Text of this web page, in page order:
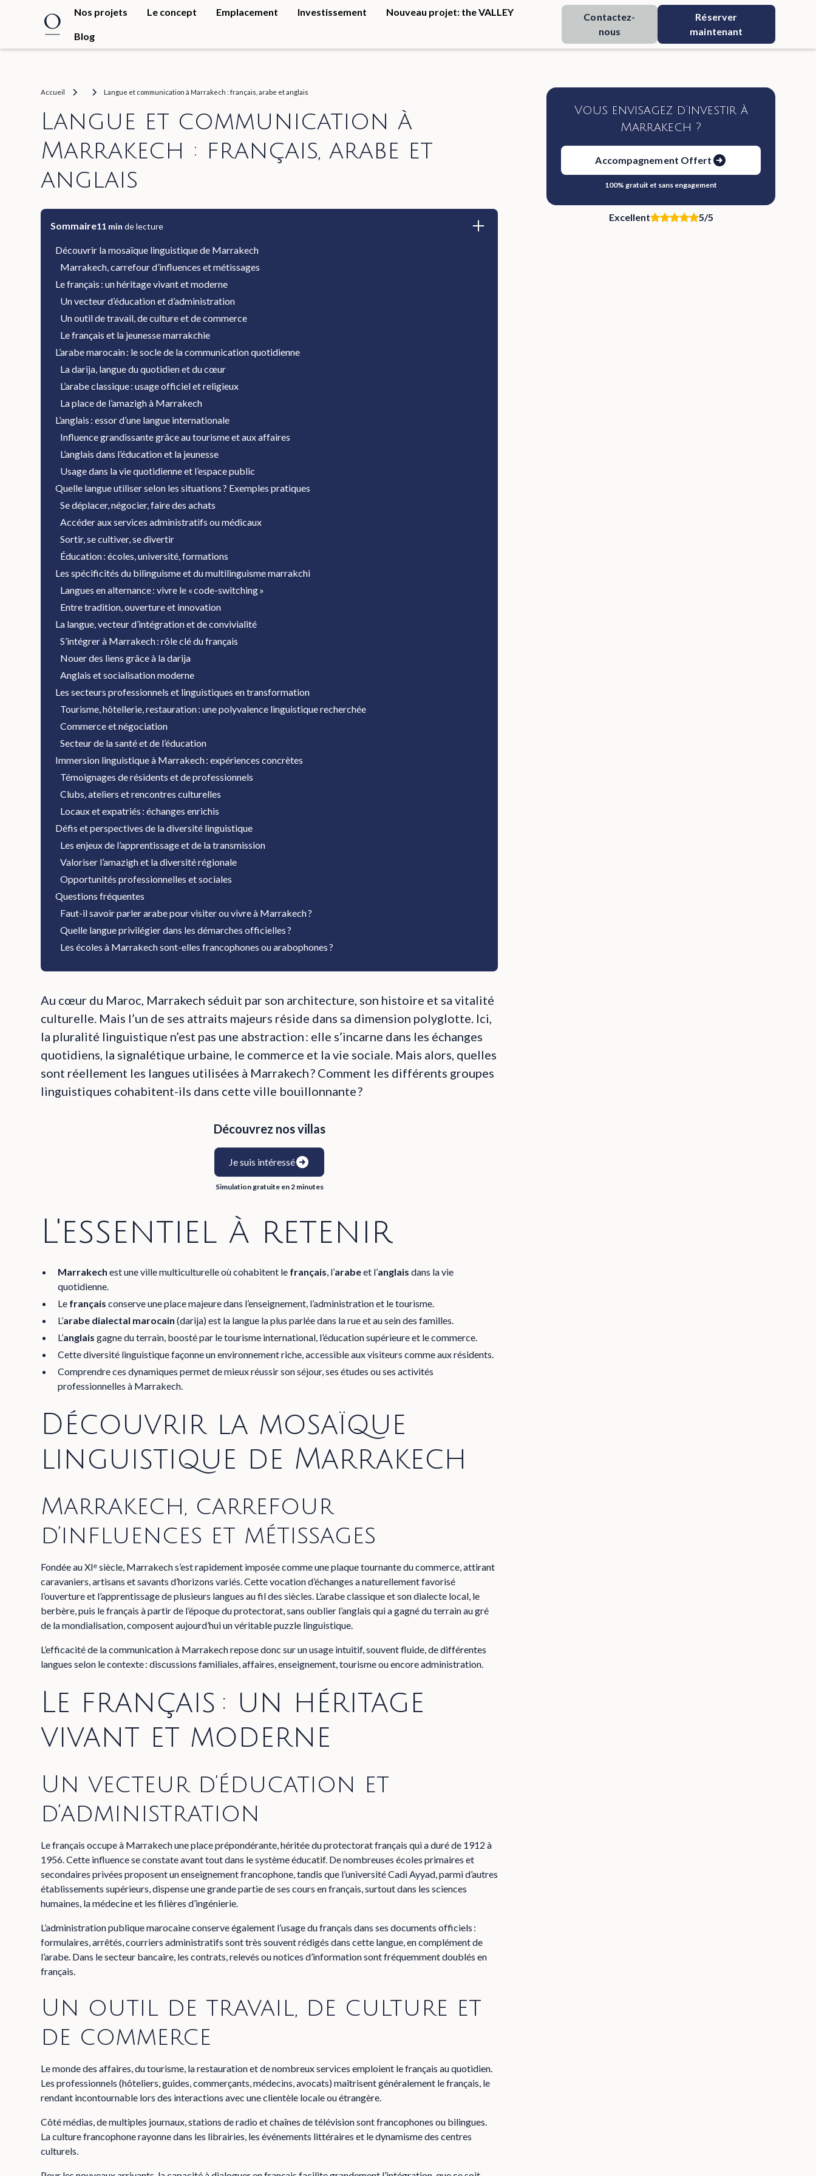
Nos projets Le concept Emplacement Investissement Nouveau projet: the VALLEY
Blog
Contactez-
nous
Réserver
maintenant
Accueil Langue et communication à Marrakech : français, arabe et anglais
Langue et communication à
Marrakech : français, arabe et
anglais
Sommaire11 min de lecture
Découvrir la mosaïque linguistique de Marrakech
Marrakech, carrefour d’influences et métissages
Le français : un héritage vivant et moderne
Un vecteur d’éducation et d’administration
Un outil de travail, de culture et de commerce
Le français et la jeunesse marrakchie
L’arabe marocain : le socle de la communication quotidienne
La darija, langue du quotidien et du cœur
L’arabe classique : usage officiel et religieux
La place de l’amazigh à Marrakech
L’anglais : essor d’une langue internationale
Influence grandissante grâce au tourisme et aux affaires
L’anglais dans l’éducation et la jeunesse
Usage dans la vie quotidienne et l’espace public
Quelle langue utiliser selon les situations ? Exemples pratiques
Se déplacer, négocier, faire des achats
Accéder aux services administratifs ou médicaux
Sortir, se cultiver, se divertir
Éducation : écoles, université, formations
Les spécificités du bilinguisme et du multilinguisme marrakchi
Langues en alternance : vivre le « code-switching »
Entre tradition, ouverture et innovation
La langue, vecteur d’intégration et de convivialité
S’intégrer à Marrakech : rôle clé du français
Nouer des liens grâce à la darija
Anglais et socialisation moderne
Les secteurs professionnels et linguistiques en transformation
Tourisme, hôtellerie, restauration : une polyvalence linguistique recherchée
Commerce et négociation
Secteur de la santé et de l’éducation
Immersion linguistique à Marrakech : expériences concrètes
Témoignages de résidents et de professionnels
Clubs, ateliers et rencontres culturelles
Locaux et expatriés : échanges enrichis
Défis et perspectives de la diversité linguistique
Les enjeux de l’apprentissage et de la transmission
Valoriser l’amazigh et la diversité régionale
Opportunités professionnelles et sociales
Questions fréquentes
Faut-il savoir parler arabe pour visiter ou vivre à Marrakech ?
Quelle langue privilégier dans les démarches officielles ?
Les écoles à Marrakech sont-elles francophones ou arabophones ?
Au cœur du Maroc, Marrakech séduit par son architecture, son histoire et sa vitalité
culturelle. Mais l’un de ses attraits majeurs réside dans sa dimension polyglotte. Ici,
la pluralité linguistique n’est pas une abstraction : elle s’incarne dans les échanges
quotidiens, la signalétique urbaine, le commerce et la vie sociale. Mais alors, quelles
sont réellement les langues utilisées à Marrakech ? Comment les différents groupes
linguistiques cohabitent-ils dans cette ville bouillonnante ?
Découvrez nos villas
Je suis intéressé
Simulation gratuite en 2 minutes
L'essentiel à retenir
Marrakech est une ville multiculturelle où cohabitent le français, l’arabeet l’anglais dans la vie
quotidienne.
Le français conserve une place majeure dans l’enseignement, l’administration et le tourisme.
L’arabe dialectal marocain (darija) est la langue la plus parlée dans la rue et au sein des familles.
L’anglais gagne du terrain, boosté par le tourisme international, l’éducation supérieure et le commerce.
Cette diversité linguistique façonne un environnement riche, accessible aux visiteurs comme aux résidents.
Comprendre ces dynamiques permet de mieux réussir son séjour, ses études ou ses activités
professionnelles à Marrakech.
Découvrir la mosaïque
linguistique de Marrakech
Marrakech, carrefour
d’influences et métissages
Fondée au XIᵉ siècle, Marrakech s’est rapidement imposée comme une plaque tournante du commerce, attirant
caravaniers, artisans et savants d’horizons variés. Cette vocation d’échanges a naturellement favorisé
l’ouverture et l’apprentissage de plusieurs langues au fil des siècles. L’arabe classique et son dialecte local, le
berbère, puis le français à partir de l’époque du protectorat, sans oublier l’anglais qui a gagné du terrain au gré
de la mondialisation, composent aujourd’hui un véritable puzzle linguistique.
L’efficacité de la communication à Marrakech repose donc sur un usage intuitif, souvent fluide, de différentes
langues selon le contexte : discussions familiales, affaires, enseignement, tourisme ou encore administration.
Le français : un héritage
vivant et moderne
Un vecteur d’éducation et
d’administration
Le français occupe à Marrakech une place prépondérante, héritée du protectorat français qui a duré de 1912 à
1956. Cette influence se constate avant tout dans le système éducatif. De nombreuses écoles primaires et
secondaires privées proposent un enseignement francophone, tandis que l’université Cadi Ayyad, parmi d’autres
établissements supérieurs, dispense une grande partie de ses cours en français, surtout dans les sciences
humaines, la médecine et les filières d’ingénierie.
L’administration publique marocaine conserve également l’usage du français dans ses documents officiels :
formulaires, arrêtés, courriers administratifs sont très souvent rédigés dans cette langue, en complément de
l’arabe. Dans le secteur bancaire, les contrats, relevés ou notices d’information sont fréquemment doublés en
français.
Un outil de travail, de culture et
de commerce
Le monde des affaires, du tourisme, la restauration et de nombreux services emploient le français au quotidien.
Les professionnels (hôteliers, guides, commerçants, médecins, avocats) maîtrisent généralement le français, le
rendant incontournable lors des interactions avec une clientèle locale ou étrangère.
Côté médias, de multiples journaux, stations de radio et chaînes de télévision sont francophones ou bilingues.
La culture francophone rayonne dans les librairies, les événements littéraires et le dynamisme des centres
culturels.
Vous envisagez d’investir à
Marrakech ?
Accompagnement Offert
100% gratuit et sans engagement
Excellent 5/5